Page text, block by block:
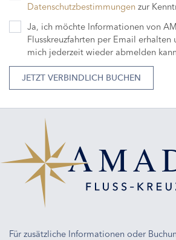
Datenschutzbestimmungen zur
Ja, ich möchte Informationen von
Flusskreuzfahrten per Email erhalten
mich jederzeit wieder abmelden
JETZT VERBINDLICH BUCHEN
Für zusätzliche Informationen oder